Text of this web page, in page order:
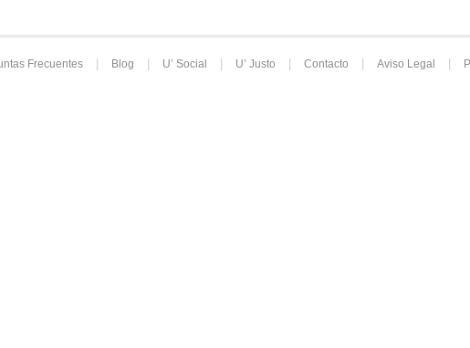
Frecuentes Blog U’ Social U’ Justo Contacto Aviso Legal